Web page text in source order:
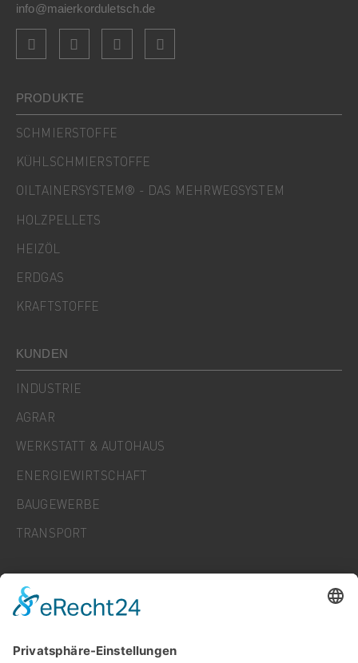
info@maierkorduletsch.de
PRODUKTE
SCHMIERSTOFFE
KÜHLSCHMIERSTOFFE
OILTAINERSYSTEM® - DAS MEHRWEGSYSTEM
HOLZPELLETS
HEIZÖL
ERDGAS
KRAFTSTOFFE
KUNDEN
INDUSTRIE
AGRAR
WERKSTATT & AUTOHAUS
ENERGIEWIRTSCHAFT
BAUGEWERBE
TRANSPORT
KARRIERE
NEWS